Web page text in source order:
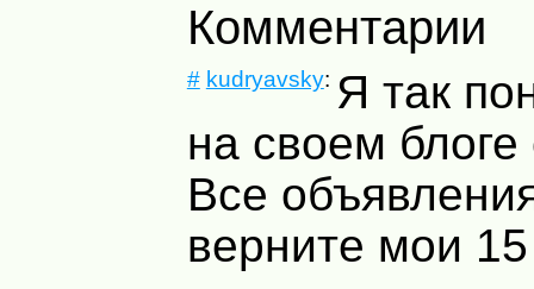
Комментарии
# kudryavsky: Я так
на своем
Все
верните мои